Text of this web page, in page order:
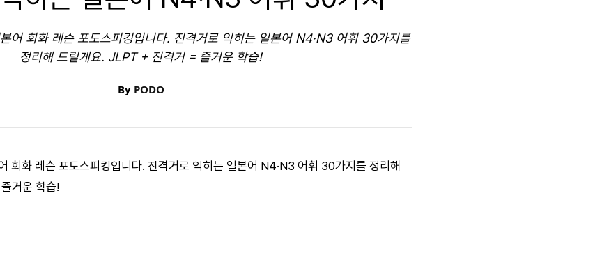
어 회화 레슨 포도스피킹입니다. 진격거로 익히는 일본어 N4·N3 어휘 30가지를
정리해 드릴게요. JLPT + 진격거 = 즐거운 학습!
By PODO
회화 레슨 포도스피킹입니다. 진격거로 익히는 일본어 N4·N3 어휘 30가지를 정리해
거운 학습!